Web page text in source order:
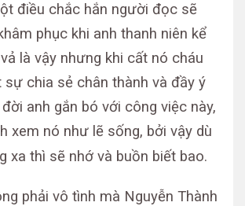
điều chắc hắn người đọc sẽ
phục khi anh thanh niên kể
là vậy nhưng khi cất nó cháu
sự chia sẻ chân thành và đầy ý
anh gắn bó với công việc này,
xem nó như lẽ sống, bởi vậy dù
xa thì sẽ nhớ và buồn biết bao.
phải vô tình mà Nguyễn Thành